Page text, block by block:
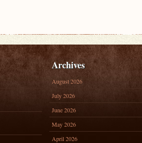
Archives
August 2026
July 2026
June 2026
May 2026
April 2026